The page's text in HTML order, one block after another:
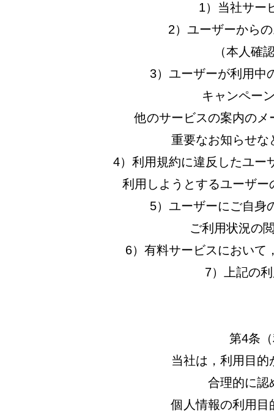
1）当社サー
2）ユーザーから
（本人確
3）ユーザーが利用中
キャンペー
他のサービスの案内の
重要なお知らせな
4）利用規約に違反したユー
利用しようとするユーザ
5）ユーザーにご自身
ご利用状況の
6）有料サービスにおいて
7）上記の
第4条
当社は，利用目
合理的に認
個人情報の利用目